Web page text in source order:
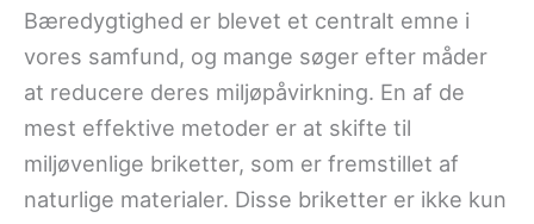
Bæredygtighed er blevet et centralt emne i
vores samfund, og mange søger efter måder
at reducere deres miljøpåvirkning. En af de
mest effektive metoder er at skifte til
miljøvenlige briketter, som er fremstillet af
naturlige materialer. Disse briketter er ikke kun